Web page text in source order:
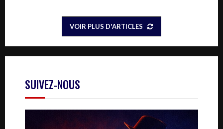
VOIR PLUS D'ARTICLES
SUIVEZ-NOUS